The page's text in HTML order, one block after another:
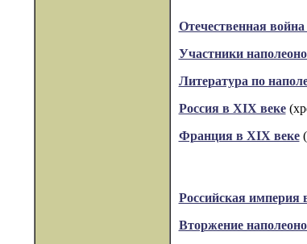
Отечественная война
Участники
Литература по
Россия в XIX веке
Франция в XIX веке
Российская империя
Вторжение